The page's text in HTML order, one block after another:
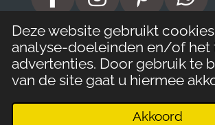
Deze website gebruikt
analyse-doeleinden en/of het
advertenties. Door gebruik te
van de site gaat u hiermee
Akkoord
F
a
c
e
b
o
I
n
s
t
a
g
P
i
n
t
e
r
W
h
a
t
s
A
© 2019 - 2026 Restyled Best Stoer